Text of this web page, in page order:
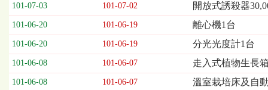
開
標
期、
截
標
日
101-07-03 101-07-02 開放式誘殺器
101-06-20 101-06-19 離心機1台
101-06-20 101-06-19 分光光度計1台
101-06-08 101-06-07 走入式植物生長
101-06-08 101-06-07 溫室栽培床及自